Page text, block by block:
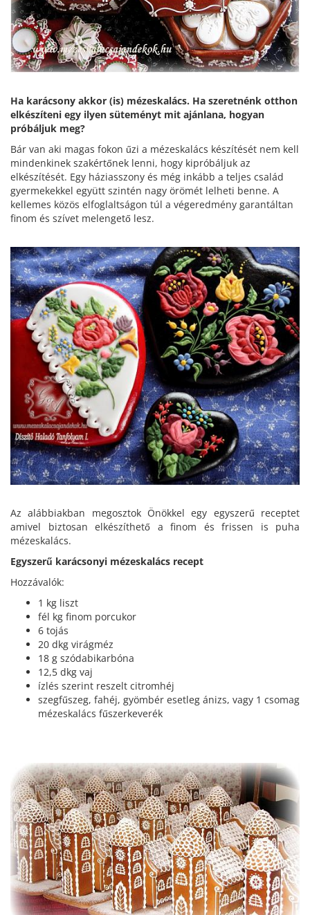
Ha karácsony akkor (is) mézeskalács. Ha szeretnénk otthon
elkészíteni egy ilyen süteményt mit ajánlana, hogyan
próbáljuk meg?
Bár van aki magas fokon űzi a mézeskalács készítését nem kell
mindenkinek szakértőnek lenni, hogy kipróbáljuk az
elkészítését. Egy háziasszony és még inkább a teljes család
gyermekekkel együtt szintén nagy örömét lelheti benne. A
kellemes közös elfoglaltságon túl a végeredmény garantáltan
finom és szívet melengető lesz.
Az alábbiakban megosztok Önökkel egy egyszerű receptet
amivel biztosan elkészíthető a finom és frissen is puha
mézeskalács.
Egyszerű karácsonyi mézeskalács recept
Hozzávalók:
1 kg liszt
fél kg finom porcukor
6 tojás
20 dkg virágméz
18 g szódabikarbóna
12,5 dkg vaj
ízlés szerint reszelt citromhéj
szegfűszeg, fahéj, gyömbér esetleg ánizs, vagy 1 csomag
mézeskalács fűszerkeverék